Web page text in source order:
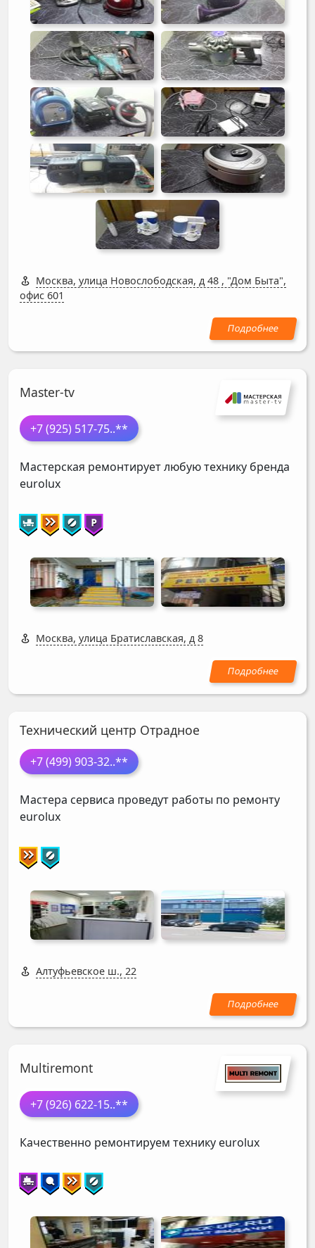
Москва, улица Новослободская, д 48 , "Дом Быта",
офис 601
Master-tv
+7 (925) 517-75..**
Мастерская ремонтирует любую технику бренда
eurolux
Москва, улица Братиславская, д 8
Технический центр Отрадное
+7 (499) 903-32..**
Мастера сервиса проведут работы по ремонту
eurolux
Алтуфьевское ш., 22
Multiremont
+7 (926) 622-15..**
Качественно ремонтируем технику eurolux